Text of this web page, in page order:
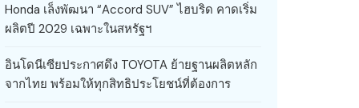
Honda เล็งพัฒนา “Accord SUV” ไฮบริด คาดเริ่ม
ผลิตปี 2029 เฉพาะในสหรัฐฯ
อินโดนีเซียประกาศดึง TOYOTA ย้ายฐานผลิตหลัก
จากไทย พร้อมให้ทุกสิทธิประโยชน์ที่ต้องการ